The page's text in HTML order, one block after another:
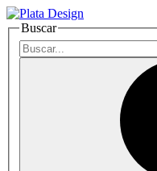
Buscar